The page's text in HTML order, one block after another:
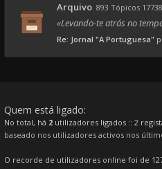
Arquivo 893 Tópicos
«Levando-te atrás no
Re: Jornal "A Portuguesa"
Quem está ligado:
No total, há 2 utilizadores ligados :: 2
baseado nos utilizadores activos nos
O recorde de utilizadores online foi de